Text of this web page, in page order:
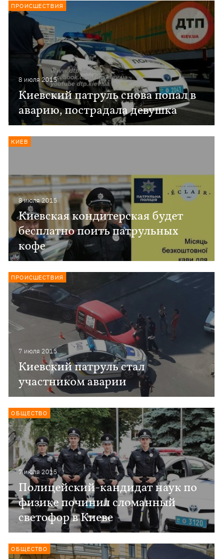
8 июля 2015
Киевский патруль снова попал в
аварию, пострадала девушка
ПРОИСШЕСТВИЯ
8 июля 2015
Киевская кондитерская будет
бесплатно поить патрульных
кофе
КИЕВ
7 июля 2015
Киевский патруль стал
участником аварии
ПРОИСШЕСТВИЯ
7 июля 2015
Полицейский-кандидат наук по
физике починил сломанный
светофор в Киеве
ОБЩЕСТВО
ОБЩЕСТВО